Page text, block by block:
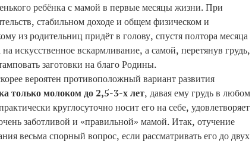
ребёнка с мамой в первые месяцы жизни. При
стабильном доходе и общем физическом и
из родительниц придёт в голову, спустя полтора месяца
искусственное вскармливание, а самой, перетянув грудь,
заготовки на благо Родины.
вероятен противоположный вариант развития
только молоком до 2,5-3-х лет, давая ему грудь в любом
круглосуточно носит его на себе, удовлетворяет
заботливой и «правильной» мамой. Итак, отучение
весьма спорный вопрос, если рассматривать его до двух